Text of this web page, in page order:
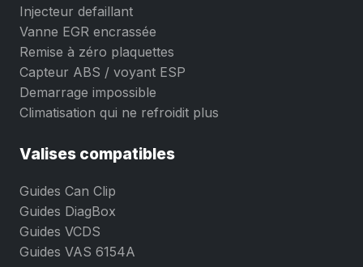
Injecteur defaillant
Vanne EGR encrassée
Remise à zéro plaquettes
Capteur ABS / voyant ESP
Demarrage impossible
Climatisation qui ne refroidit plus
Valises compatibles
Guides Can Clip
Guides DiagBox
Guides VCDS
Guides VAS 6154A